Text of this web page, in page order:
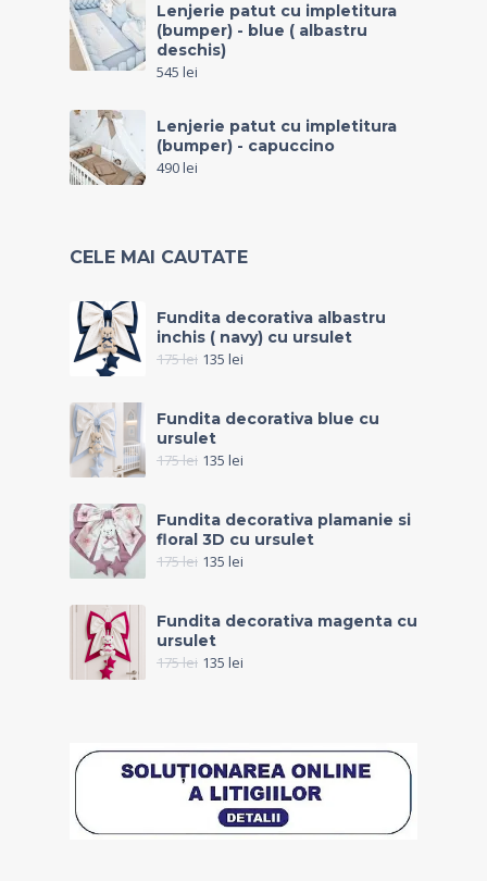
Lenjerie patut cu impletitura
(bumper) - blue ( albastru
deschis)
545 lei
Lenjerie patut cu impletitura
(bumper) - capuccino
490lei
CELE MAI CAUTATE
Fundita decorativa albastru
inchis ( navy) cu ursulet
175lei 135 lei
Fundita decorativa blue cu
ursulet
175lei 135 lei
Fundita decorativa plamanie si
floral 3D cu ursulet
175lei 135 lei
Fundita decorativa magenta cu
ursulet
175lei 135 lei